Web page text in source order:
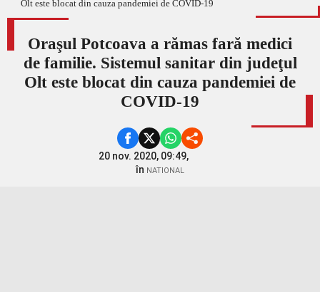
Oraşul Potcoava a rămas fară medici
de familie. Sistemul sanitar din judeţul
Olt este blocat din cauza pandemiei de
COVID-19
20 nov. 2020, 09:49,
în NATIONAL